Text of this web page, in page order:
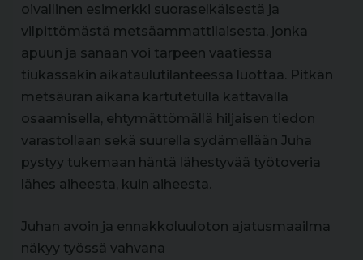
oivallinen esimerkki suoraselkäisestä ja
vilpittömästä metsäammattilaisesta, jonka
apuun ja sanaan voi tarpeen vaatiessa
tiukassakin aikataulutilanteessa luottaa. Pitkän
metsäuran aikana kartutetulla kattavalla
osaamisella, ehtymättömällä hiljaisen tiedon
varastollaan sekä suurella sydämellään Juha
pystyy tukemaan häntä lähestyvää työtoveria
lähes aiheesta, kuin aiheesta.
Juhan avoin ja ennakkoluuloton ajatusmaailma
näkyy työssä vahvana